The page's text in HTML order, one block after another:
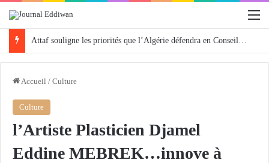
Attaf souligne les priorités que l’Algérie défendra en Conseil de sécurité « avec rigueur et engagement »
Accueil / Culture
Culture
l’Artiste Plasticien Djamel
Eddine MEBREK…innove à